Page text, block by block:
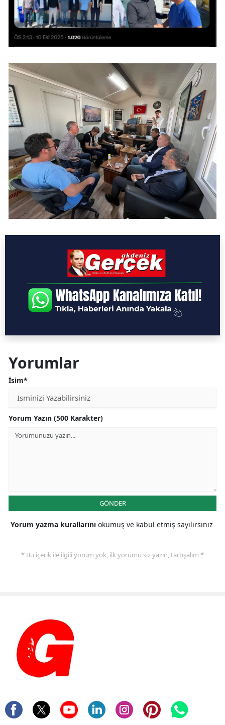
Yorumlar
İsim*
Yorum Yazın (500 Karakter)
GÖNDER
Yorum yazma kurallarını okumuş ve kabul etmiş sayılırsınız
* Bu içerik ile ilgili yorum yok, ilk yorumu siz yazın, tartışalım *